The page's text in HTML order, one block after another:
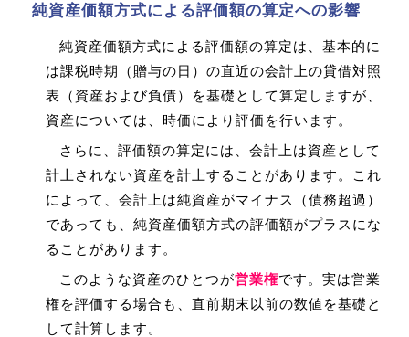
純資産価額方式による評価額の算定への影響
純資産価額方式による評価額の算定は、基本的に
は課税時期（贈与の日）の直近の会計上の貸借対照
表（資産および負債）を基礎として算定しますが、
資産については、時価により評価を行います。
さらに、評価額の算定には、会計上は資産として
計上されない資産を計上することがあります。これ
によって、会計上は純資産がマイナス（債務超過）
であっても、純資産価額方式の評価額がプラスにな
ることがあります。
このような資産のひとつが営業権です。実は営業
権を評価する場合も、直前期末以前の数値を基礎と
して計算します。